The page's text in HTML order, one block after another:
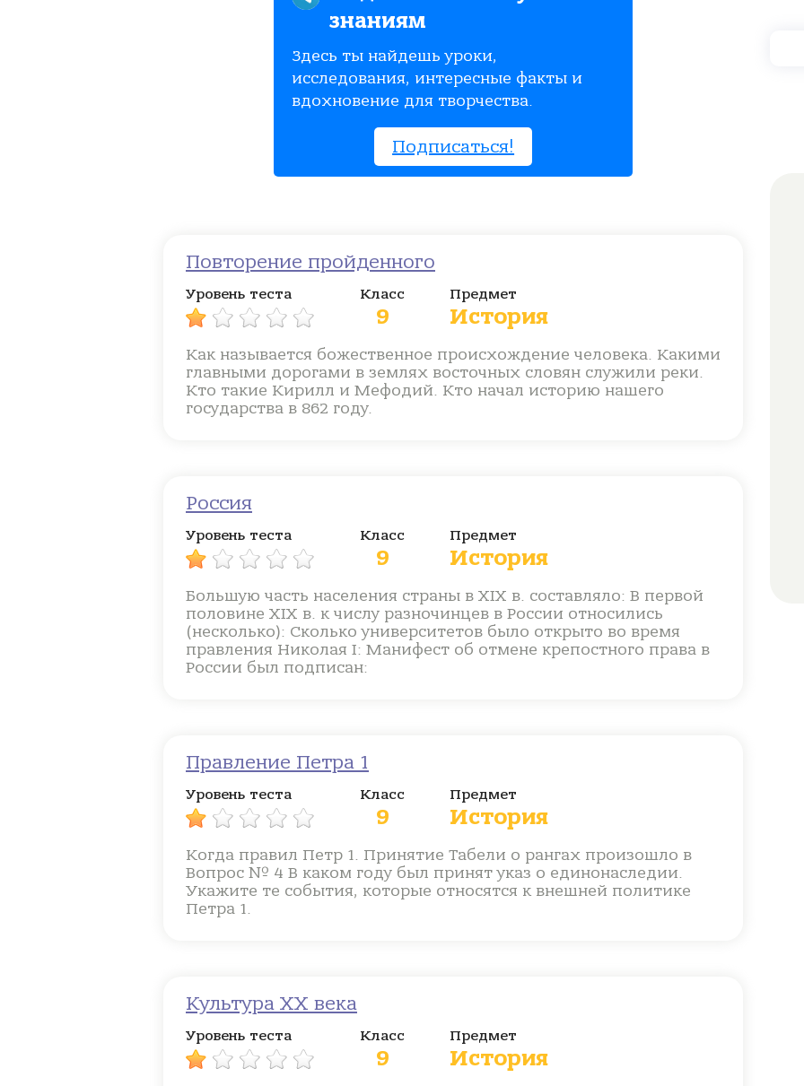
знаниям
Здесь ты найдешь уроки,
исследования, интересные факты и
вдохновение для творчества.
Подписаться!
Повторение пройденного
Уровень теста Класс
9
Предмет
История
Как называется божественное происхождение человека. Какими
главными дорогами в землях восточных словян служили реки.
Кто такие Кирилл и Мефодий. Кто начал историю нашего
государства в 862 году.
Россия
Уровень теста Класс
9
Предмет
История
Большую часть населения страны в XIX в. составляло: В первой
половине XIX в. к числу разночинцев в России относились
(несколько): Сколько университетов было открыто во время
правления Николая I: Манифест об отмене крепостного права в
России был подписан:
Правление Петра 1
Уровень теста Класс
9
Предмет
История
Когда правил Петр 1. Принятие Табели о рангах произошло в
Вопрос № 4 В каком году был принят указ о единонаследии.
Укажите те события, которые относятся к внешней политике
Петра 1.
Культура XX века
Уровень теста Класс
9
Предмет
История